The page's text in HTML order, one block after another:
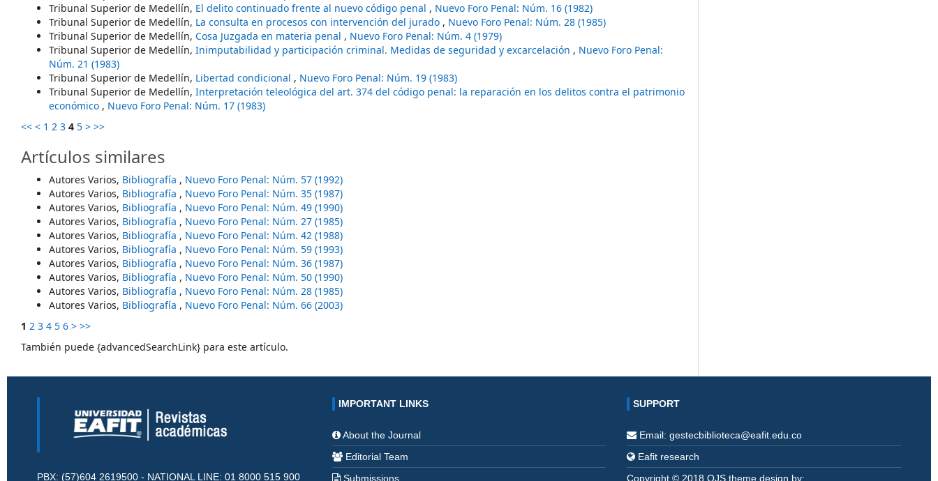
Tribunal Superior de Medellín, El delito continuado frente al nuevo código penal , Nuevo Foro Penal: Núm. 16 (1982)
Tribunal Superior de Medellín, La consulta en procesos con intervención del jurado , Nuevo Foro Penal: Núm. 28 (1985)
Tribunal Superior de Medellín, Cosa Juzgada en materia penal , Nuevo Foro Penal: Núm. 4 (1979)
Tribunal Superior de Medellín, Inimputabilidad y participación criminal. Medidas de seguridad y excarcelación , Nuevo Foro Penal:
Núm. 21 (1983)
Tribunal Superior de Medellín, Libertad condicional , Nuevo Foro Penal: Núm. 19 (1983)
Tribunal Superior de Medellín, Interpretación teleológica del art. 374 del código penal: la reparación en los delitos contra el patrimonio
económico , Nuevo Foro Penal: Núm. 17 (1983)
<< < 1 2 3 4 5 > >>
Artículos similares
Autores Varios, Bibliografía , Nuevo Foro Penal: Núm. 57 (1992)
Autores Varios, Bibliografía , Nuevo Foro Penal: Núm. 35 (1987)
Autores Varios, Bibliografía , Nuevo Foro Penal: Núm. 49 (1990)
Autores Varios, Bibliografía , Nuevo Foro Penal: Núm. 27 (1985)
Autores Varios, Bibliografía , Nuevo Foro Penal: Núm. 42 (1988)
Autores Varios, Bibliografía , Nuevo Foro Penal: Núm. 59 (1993)
Autores Varios, Bibliografía , Nuevo Foro Penal: Núm. 36 (1987)
Autores Varios, Bibliografía , Nuevo Foro Penal: Núm. 50 (1990)
Autores Varios, Bibliografía , Nuevo Foro Penal: Núm. 28 (1985)
Autores Varios, Bibliografía , Nuevo Foro Penal: Núm. 66 (2003)
1 2 3 4 5 6 > >>
También puede {advancedSearchLink} para este artículo.
PBX: (57)604 2619500 - NATIONAL LINE: 01 8000 515 900
IMPORTANT LINKS
About the Journal
Editorial Team
Submissions
SUPPORT
Email: gestecbiblioteca@eafit.edu.co
Eafit research
Copyright © 2018 OJS theme design by: